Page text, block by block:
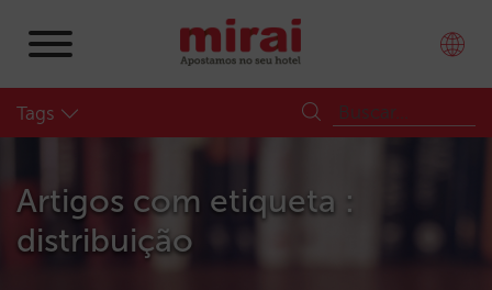
Tags
Artigos com etiqueta :
distribuição